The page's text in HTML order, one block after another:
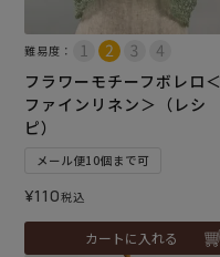
難易度：
フラワーモチーフボレロ＜
ファインリネン＞（レシ
ピ）
メール便10個まで可
¥110税込
カートに入れる